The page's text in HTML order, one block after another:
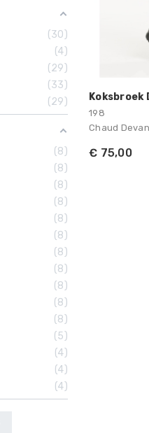
30
4
29
33
29
8
8
8
8
8
8
8
8
8
8
8
5
4
4
4
Koksbroek
198
Chaud
€ 75,00